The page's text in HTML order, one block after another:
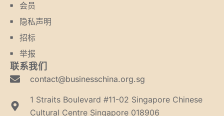
会员
隐私声明
招标
举报
联系我们
contact@businesschina.org.sg
1 Straits Boulevard #11-02 Singapore Chinese
Cultural Centre Singapore 018906